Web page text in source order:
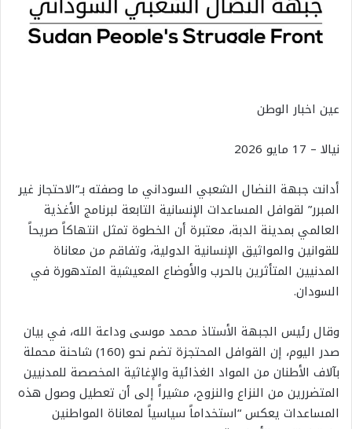
عين اخبار الوطن
نيالا – 17 مايو 2026
أدانت جبهة النضال الشعبي السوداني ما وصفته بـ”الاحتجاز غير
المبرر” لقوافل المساعدات الإنسانية التابعة لبرنامج الأغذية
العالمي بمدينة الدبة، معتبرة أن الخطوة تمثل انتهاكاً صريحاً
للقوانين والمواثيق الإنسانية الدولية، وتفاقم من معاناة
المدنيين المتأثرين بالحرب والأوضاع المعيشية المتدهورة في
السودان.
وقال رئيس الجبهة الأستاذ محمد موسى وداعة الله، في بيان
صدر اليوم، إن القوافل المحتجزة تضم نحو (160) شاحنة محملة
بآلاف الأطنان من المواد الغذائية والإغاثية المخصصة للمدنيين
المتضررين من النزاع والنزوح، مشيراً إلى أن تعطيل وصول هذه
المساعدات يعكس “استخداماً سياسياً لمعاناة المواطنين